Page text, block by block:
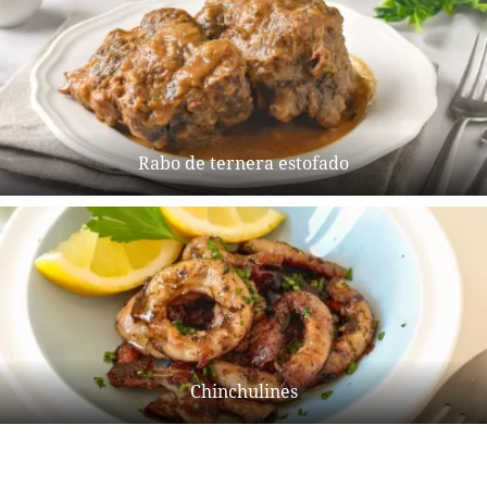
Rabo de ternera estofado
Chinchulines